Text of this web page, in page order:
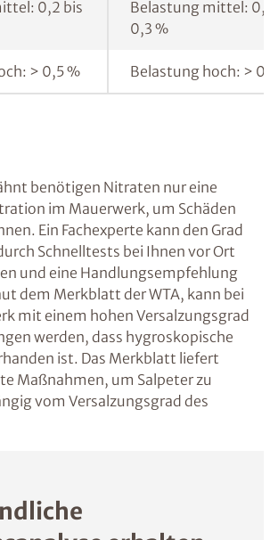
0,2 bis
Belastung mittel: 0,1
0,3 %
> 0,5 % Belastung hoch: >
benötigen Nitraten nur eine
im Mauerwerk, um Schäden
Ein Fachexperte kann den Grad
Schnelltests bei Ihnen vor Ort
und eine Handlungsempfehlung
dem Merkblatt der WTA, kann bei
mit einem hohen Versalzungsgrad
werden, dass hygroskopische
ist. Das Merkblatt liefert
Maßnahmen, um Salpeter zu
vom Versalzungsgrad des